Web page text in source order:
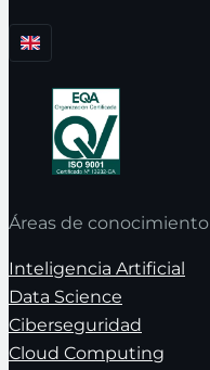
Áreas de conocimiento
Inteligencia Artificial
Data Science
Ciberseguridad
Cloud Computing